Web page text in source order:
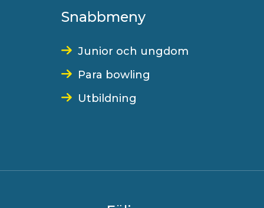
Snabbmeny
Junior och ungdom
Para bowling
Utbildning